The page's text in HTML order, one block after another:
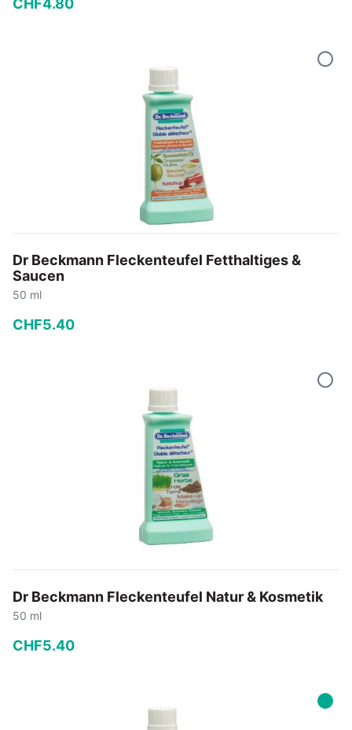
CHF4.80
Dr Beckmann Fleckenteufel Fetthaltiges &
Saucen
50 ml
CHF5.40
Dr Beckmann Fleckenteufel Natur & Kosmetik
50 ml
CHF5.40
In den Warenkorb